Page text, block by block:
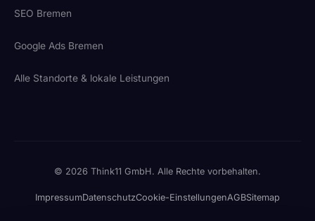
SEO Bremen
Google Ads Bremen
Alle Standorte & lokale Leistungen
© 2026 Think11 GmbH. Alle Rechte vorbehalten.
ImpressumDatenschutzCookie-EinstellungenAGBSitemap